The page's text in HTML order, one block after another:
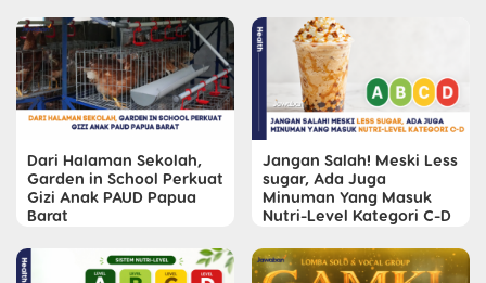
Dari Halaman Sekolah,
Garden in School Perkuat
Gizi Anak PAUD Papua
Barat
Jangan Salah! Meski Less
sugar, Ada Juga
Minuman Yang Masuk
Nutri-Level Kategori C-D